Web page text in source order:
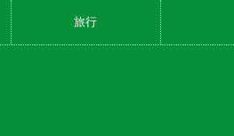
旅行